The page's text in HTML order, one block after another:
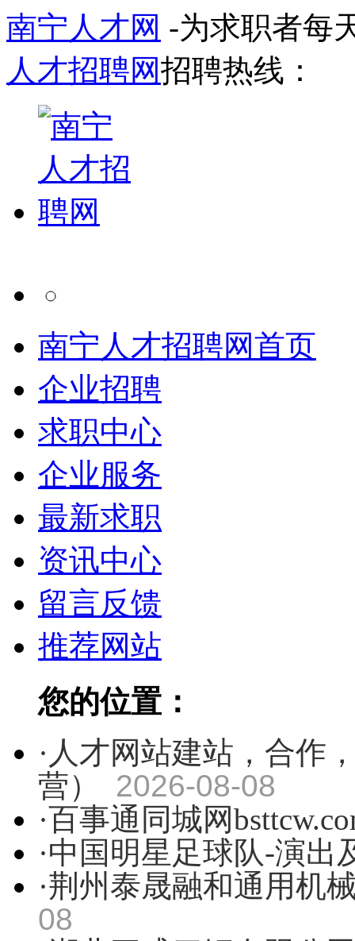
南宁人才网 -为求职者每
人才招聘网招聘热线：
南宁人才招聘网首页
企业招聘
求职中心
企业服务
最新求职
资讯中心
留言反馈
推荐网站
您的位置：
·人才网站建站，合作
营）
2026-08-08
·百事通同城网
·中国明星足球队-演出
·荆州泰晟融和通用机
08